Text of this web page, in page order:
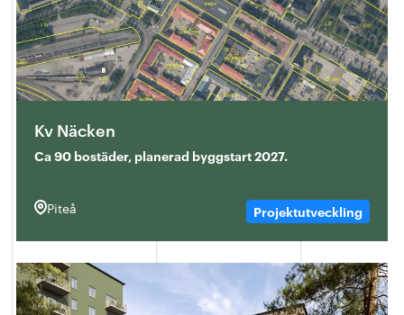
Kv Näcken
Ca 90 bostäder, planerad byggstart 2027.
Piteå Projektutveckling